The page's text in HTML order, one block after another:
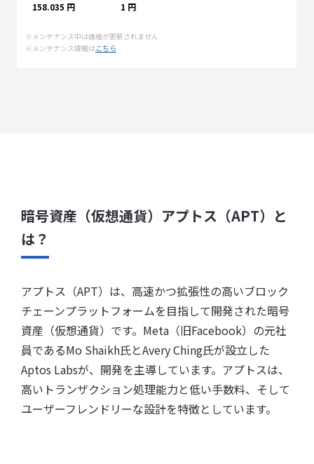
158.035 円
1 円
※メンテナンス中は価格が更新されません
※メンテナンス情報はこちら
暗号資産（仮想通貨）アプトス（APT）と
は？
アプトス（APT）は、高速かつ拡張性の高いブロック
チェーンプラットフォームを目指して開発された暗号
資産（仮想通貨）です。Meta（旧Facebook）の元社
員であるMo Shaikh氏とAvery Ching氏が設立した
Aptos Labsが、開発を主導しています。アプトスは、
高いトランザクション処理能力と低い手数料、そして
ユーザーフレンドリーな設計を特徴としています。